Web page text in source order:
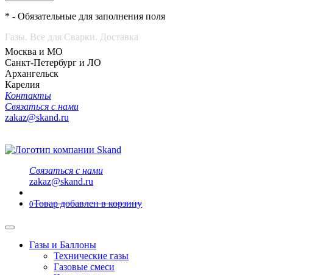
* - Обязательные для заполнения поля
Газы. Все для Сварки. Доставка
Москва и МО
Санкт-Петербург и ЛО
Архангельск
Карелия
Контакты
Связаться с нами
zakaz@skand.ru
Связаться с нами
zakaz@skand.ru
0Товар добавлен в корзину
Газы и Баллоны
Технические газы
Газовые смеси